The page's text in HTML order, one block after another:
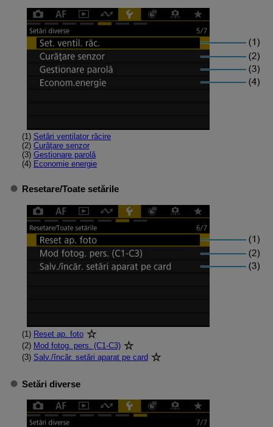
(1) Setări ventilator răcire
(2) Curăţare senzor
(3) Gestionare parolă
(4) Economie energie
Resetare/Toate setările
(1) Reset ap. foto
(2) Mod fotog. pers. (C1-C3)
(3) Salv./încăr. setări aparat pe card
Setări diverse